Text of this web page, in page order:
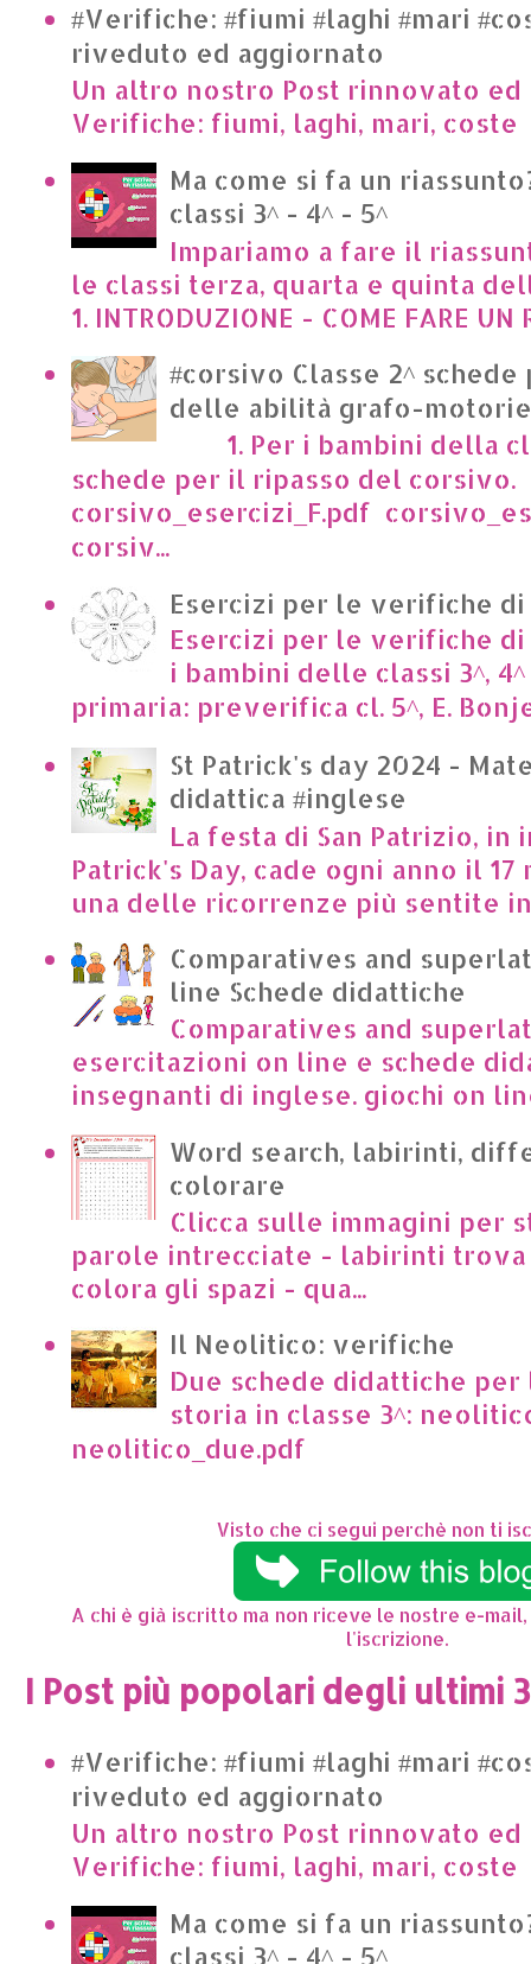
#Verifiche: #fiumi #laghi #mari
riveduto ed aggiornato
Un altro nostro Post rinnovato
Verifiche: fiumi, laghi, mari, coste
Ma come si fa un
classi 3^ - 4^ - 5^
Impariamo a fare il
le classi terza, quarta e quinta
1. INTRODUZIONE - COME FARE UN
#corsivo Classe 2^
delle abilità grafo-motorie
1. Per i bambini della
schede per il ripasso del corsivo.
corsivo_esercizi_F.pdf
corsiv...
Esercizi per le verifiche
Esercizi per le verifiche
i bambini delle classi 3^,
primaria: preverifica cl. 5^, E.
St Patrick's day 2024 -
didattica #inglese
La festa di San Patrizio, in
Patrick's Day, cade ogni anno il 17
una delle ricorrenze più sentite in
Comparatives and
line Schede didattiche
Comparatives and
esercitazioni on line e schede
insegnanti di inglese. giochi on
Word search, labirinti,
colorare
Clicca sulle immagini per
parole intrecciate - labirinti
colora gli spazi - qua...
Il Neolitico: verifiche
Due schede didattiche
storia in classe 3^:
neolitico_due.pdf
Visto che ci segui perchè non ti
A chi è già iscritto ma non riceve le nostre e-
l'iscrizione.
I Post più popolari degli ultimi
#Verifiche: #fiumi #laghi #mari
riveduto ed aggiornato
Un altro nostro Post rinnovato
Verifiche: fiumi, laghi, mari, coste
Ma come si fa un
classi 3^ - 4^ - 5^